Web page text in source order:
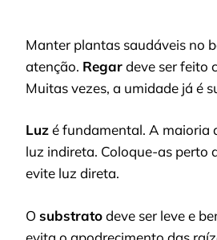
Manter plantas saudáveis no
atenção. Regardeve ser feito
Muitas vezes, a umidade já é
Luzé fundamental. A maioria
luz indireta. Coloque-as perto
evite luz direta.
O substratodeve ser leve e